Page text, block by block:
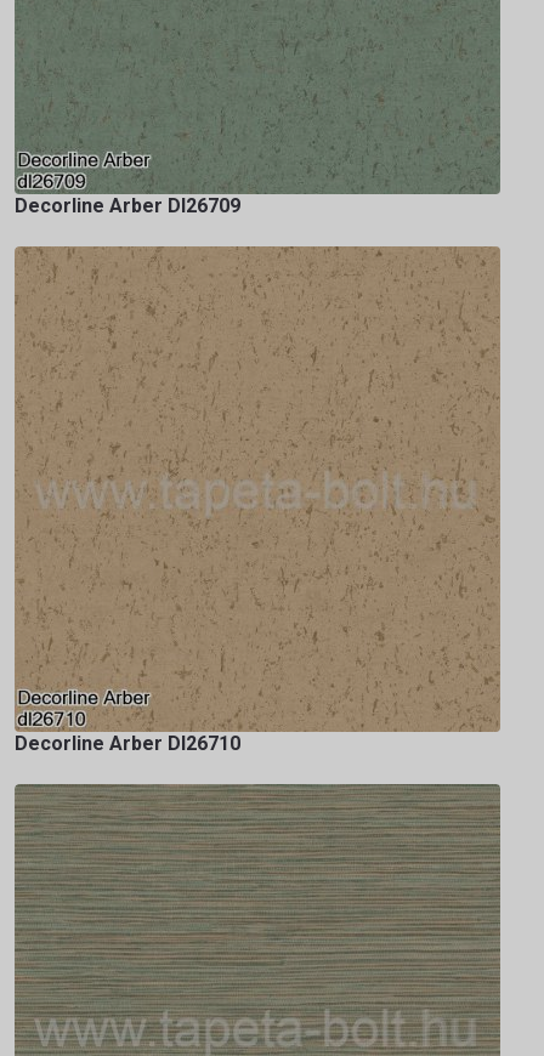
Decorline Arber Dl26709
Decorline Arber Dl26710